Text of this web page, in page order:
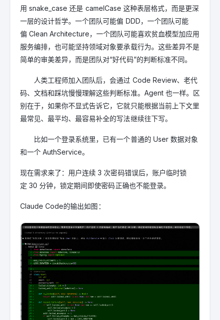
用 snake_case 还是 camelCase 这种表层格式，而是更深
一层的设计哲学。一个团队可能偏 DDD，一个团队可能
偏 Clean Architecture，一个团队可能喜欢贫血模型加应用
服务编排，也可能坚持领域对象要承载行为。这些差异不是
简单的审美差异，而是团队对“好代码”的判断标准不同。
人类工程师加入团队后，会通过 Code Review、老代
码、文档和踩坑慢慢理解这些判断标准。Agent 也一样。区
别在于，如果你不显式告诉它，它就只能根据当前上下文里
最常见、最平均、最容易补全的写法继续往下写。
比如一个登录系统里，已有一个普通的 User 数据对象
和一个 AuthService。
现在需求来了： 用户连续 3 次密码错误后，账户临时锁
定 30 分钟，锁定期间即使密码正确也不能登录。
Claude Code的输出如图：